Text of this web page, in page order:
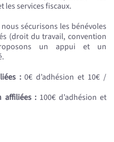
les services fiscaux.
sécurisons les bénévoles
(droit du travail, convention
un appui et un
:0€ d’adhésion et 10€ /
affiliées : 100€ d’adhésion et